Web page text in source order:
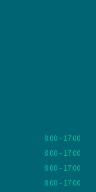
8:00 - 17:00
8:00 - 17:00
8:00 - 17:00
8:00 - 17:00